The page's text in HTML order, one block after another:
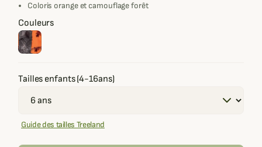
Coloris orange et camouflage forêt
Couleurs
Tailles enfants (4-16ans)
Guide des tailles Treeland